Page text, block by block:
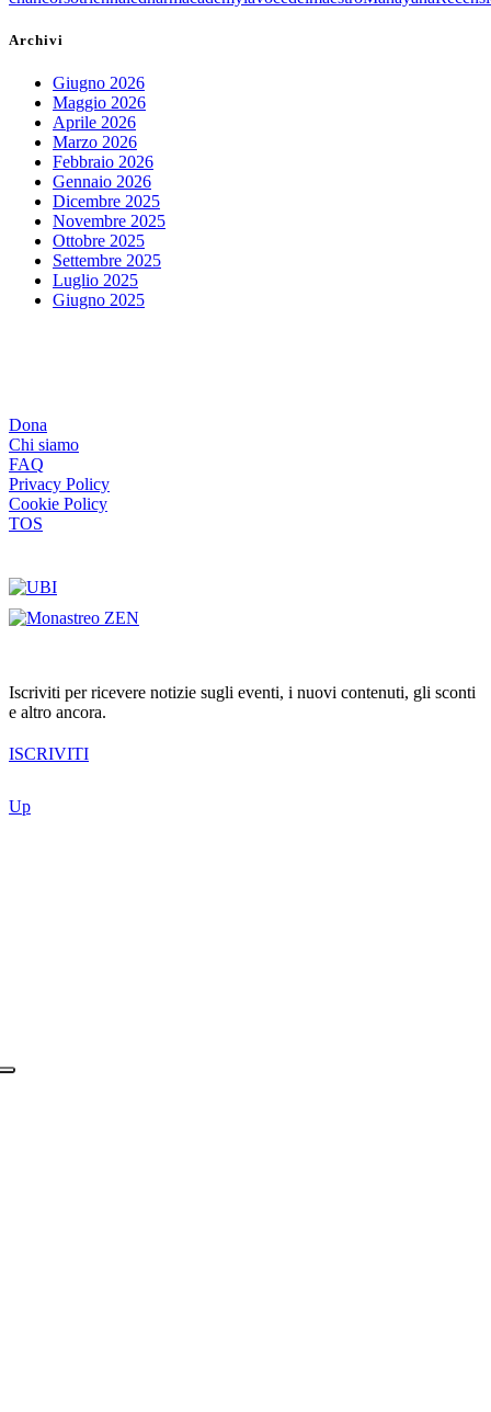
Archivi
Giugno 2026
Maggio 2026
Aprile 2026
Marzo 2026
Febbraio 2026
Gennaio 2026
Dicembre 2025
Novembre 2025
Ottobre 2025
Settembre 2025
Luglio 2025
Giugno 2025
Dona
Chi siamo
FAQ
Privacy Policy
Cookie Policy
TOS
Iscriviti per ricevere notizie sugli eventi, i nuovi contenuti, gli sconti
e altro ancora.
ISCRIVITI
Up